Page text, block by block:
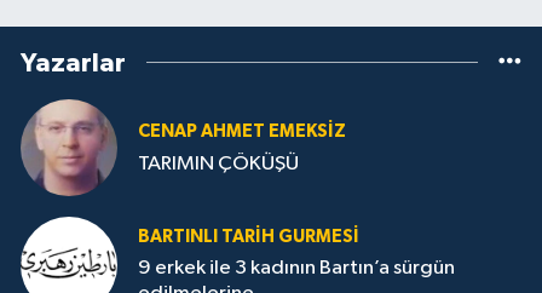
Yazarlar
CENAP AHMET EMEKSİZ
TARIMIN ÇÖKÜŞÜ
BARTINLI TARIH GURMESI
9 erkek ile 3 kadının Bartın’a sürgün